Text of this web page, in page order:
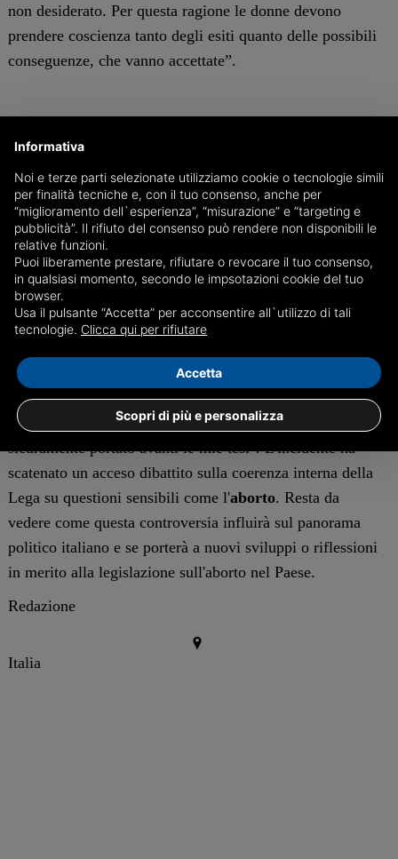
non desiderato. Per questa ragione le donne devono
prendere coscienza tanto degli esiti quanto delle possibili
conseguenze, che vanno accettate”.
La controversia ha coinvolto direttamente Simone Billi,
deputato dellaLegae promotore dell'incontro, che ha
preso le distanze dalle dichiarazioni, sottolineando che
non riflettono la posizione ufficiale del partito: "La Lega,
da sempre, si è battuta per la libertà di espressione delle
donne e quanto riportato è falso. Personalmente credo
nella libertà di scelta e, soprattutto, le donne vittime di
Per questo ribadisco ancora una volta che le donne
devono poter decidere autonomamente. Io non ero
presente al convegno e, se fossi stato presente, avrei
sicuramente portato avanti le mie tesi". L'incidente ha
scatenato un acceso dibattito sulla coerenza interna della
Lega su questioni sensibili come l'aborto. Resta da
vedere come questa controversia influirà sul panorama
politico italiano e se porterà a nuovi sviluppi o riflessioni
in merito alla legislazione sull'aborto nel Paese.
Redazione
Italia
Informativa
Noi e terze parti selezionate utilizziamo cookie o tecnologie simili
per finalità tecniche e, con il tuo consenso, anche per
“miglioramento dell`esperienza”, “misurazione” e “targeting e
pubblicità”. Il rifiuto del consenso può rendere non disponibili le
relative funzioni.
Puoi liberamente prestare, rifiutare o revocare il tuo consenso,
in qualsiasi momento, secondo le impsotazioni cookie del tuo
browser.
Usa il pulsante “Accetta” per acconsentire all`utilizzo di tali
tecnologie. Clicca qui per rifiutare
Scopri di più e personalizza
Accetta